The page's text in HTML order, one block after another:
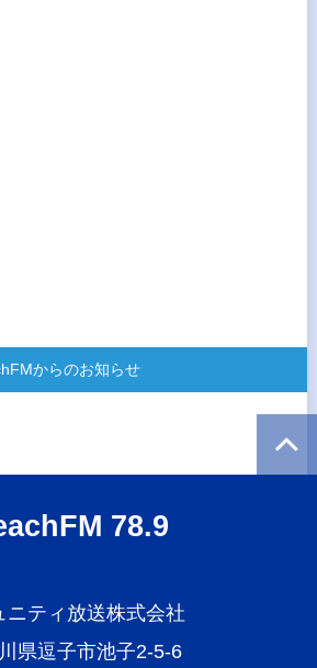
からのお知らせ
78.9
ニティ放送株式会社
県逗子市池子2-5-6